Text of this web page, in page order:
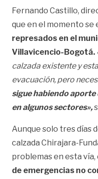
Fernando Castillo,
que en el momento se
represados en el
Villavicencio-Bogotá.
calzada existente y
evacuación, pero
sigue habiendo aporte
en algunos sectores»,
Aunque solo tres días
calzada Chirajara-
problemas en esta
de emergencias no